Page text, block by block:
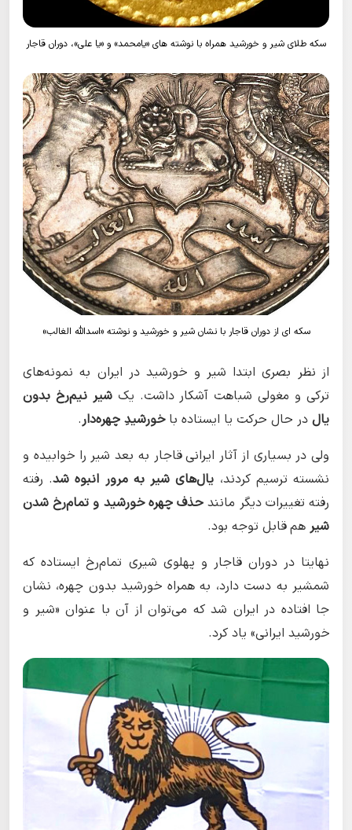
سکه طلای شیر و خورشید همراه با نوشته های «یامحمد» و «یا علی»، دوران قاجار
سکه ای از دوران قاجار با نشان شیر و خورشید و نوشته «اسدالله الغالب»
از نظر بصری ابتدا شیر و خورشید در ایران به نمونه‌های
ترکی و مغولی شباهت آشکار داشت. یکشیر نیم‌رخ بدون
یال در حال حرکت یا ایستاده باخورشیدِ چهره‌دار.
ولی در بسیاری از آثار ایرانی قاجار به بعد شیر را خوابیده و
نشسته ترسیم کردند، یال‌های شیر به مرور انبوه شد. رفته
رفته تغییرات دیگر مانند حذف چهره خورشید و تمام‌رخ شدن
شیر هم قابل توجه بود.
نهایتا در دوران قاجار و پهلوی شیری تمام‌رخ ایستاده که
شمشیر به دست دارد، به همراه خورشید بدون چهره، نشان
جا افتاده در ایران شد که می‌توان از آن با عنوان «شیر و
خورشید ایرانی» یاد کرد.